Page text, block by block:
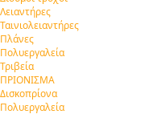
Λειαντήρες
Ταινιολειαντήρες
Πλάνες
Πολυεργαλεία
Τριβεία
ΠΡΙΟΝΙΣΜΑ
Δισκοπρίονα
Πολυεργαλεία